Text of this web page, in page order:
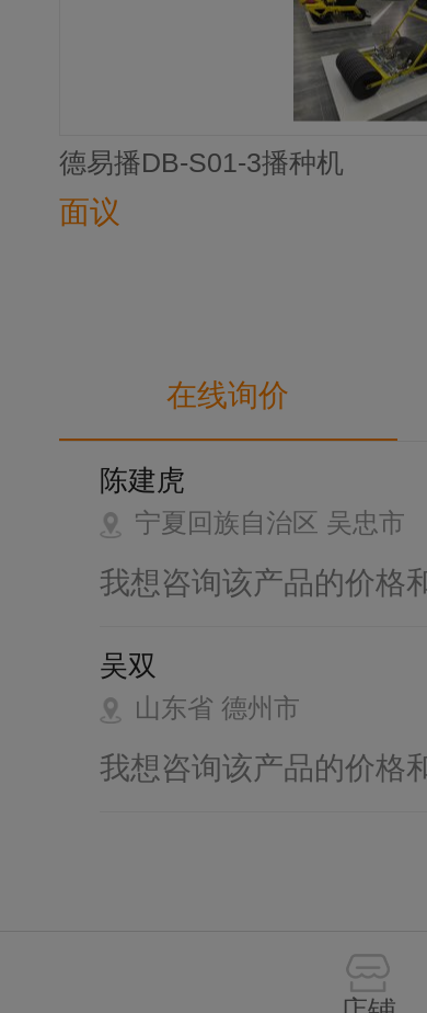
德易播DB-S01-3播种机
面议
在线询价
陈建虎
宁夏回族自治区 吴忠市
我想咨询该产品的价格
吴双
山东省 德州市
我想咨询该产品的价格